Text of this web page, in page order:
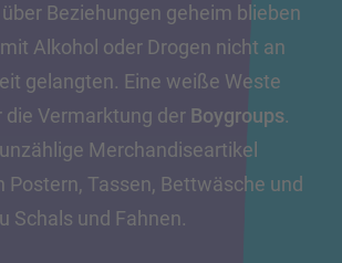
Beziehungen geheim blieben
Alkohol oder Drogen nicht an
gelangten. Eine weiße Weste
Vermarktung der Boygroups.
Merchandiseartikel
Postern, Tassen, Bettwäsche und
Schals und Fahnen.